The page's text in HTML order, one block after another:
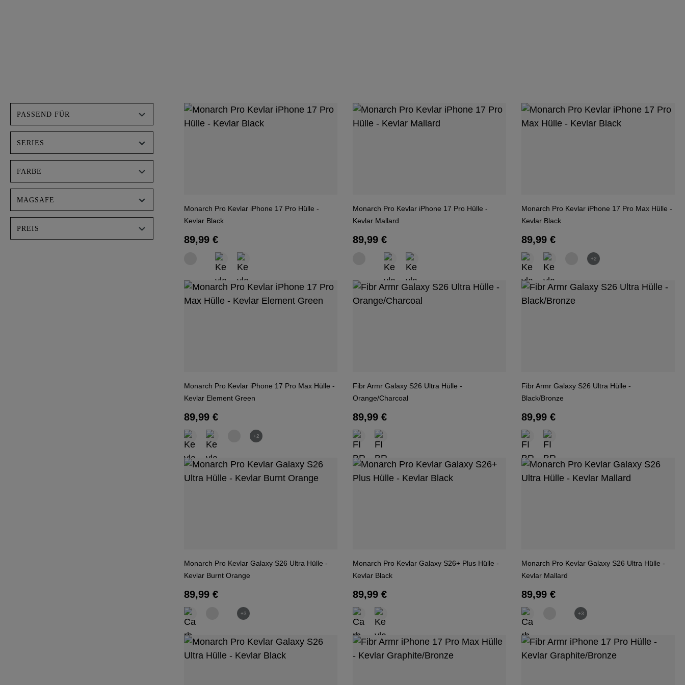
PASSEND FÜR
SERIES
FARBE
MAGSAFE
PREIS
Monarch Pro Kevlar iPhone 17 Pro Hülle -
Kevlar Black
Regulärer Preis:
89,99 €
Monarch Pro Kevlar iPhone 17 Pro Hülle -
Kevlar Mallard
Regulärer Preis:
89,99 €
Monarch Pro Kevlar iPhone 17 Pro Max Hülle -
Kevlar Black
Regulärer Preis:
89,99 €
+2
Monarch Pro Kevlar iPhone 17 Pro Max Hülle -
Kevlar Element Green
Regulärer Preis:
89,99 €
+2
Fibr Armr Galaxy S26 Ultra Hülle -
Orange/Charcoal
Regulärer Preis:
89,99 €
Fibr Armr Galaxy S26 Ultra Hülle -
Black/Bronze
Regulärer Preis:
89,99 €
Monarch Pro Kevlar Galaxy S26 Ultra Hülle -
Kevlar Burnt Orange
Regulärer Preis:
89,99 €
+3
Monarch Pro Kevlar Galaxy S26+ Plus Hülle -
Kevlar Black
Regulärer Preis:
89,99 €
Monarch Pro Kevlar Galaxy S26 Ultra Hülle -
Kevlar Mallard
Regulärer Preis:
89,99 €
+3